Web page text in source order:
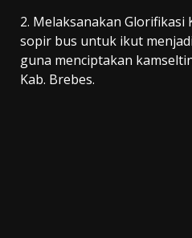
2. Melaksanakan Glorifikasi
sopir bus untuk ikut
guna menciptakan
Kab. Brebes.